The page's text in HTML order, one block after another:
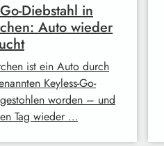
Diebstahl in
Auto wieder
ist ein Auto durch
Keyless-Go-
worden – und
Tag wieder …